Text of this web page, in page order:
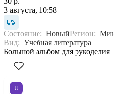
3 августа, 10:58
Состояние: НовыйРегион:
Вид: Учебная литература
Большой альбом для рукоделия
U